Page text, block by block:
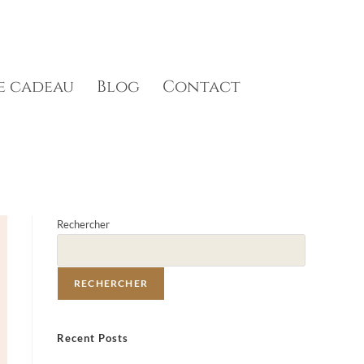
cadeau Blog Contact
Rechercher
RECHERCHER
Recent Posts